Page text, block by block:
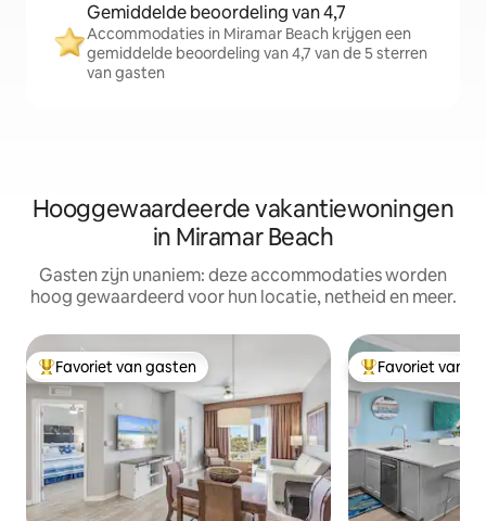
Gemiddelde beoordeling van 4,7
Accommodaties in Miramar Beach krijgen een
gemiddelde beoordeling van 4,7 van de 5 sterren
van gasten
Hooggewaardeerde vakantiewoningen
in Miramar Beach
Gasten zijn unaniem: deze accommodaties worden
hoog gewaardeerd voor hun locatie, netheid en meer.
Topfavoriet van gasten
Favoriet van gasten Topfavoriet van
Favoriet van